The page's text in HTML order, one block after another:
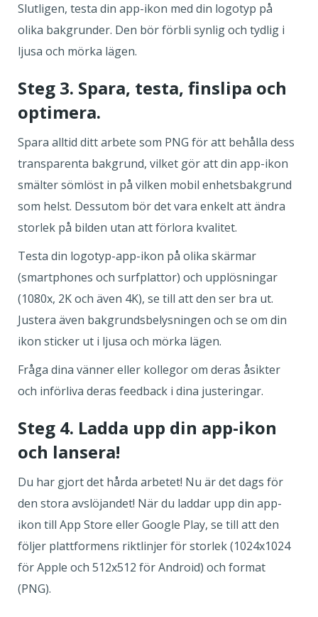
Slutligen, testa din app-ikon med din logotyp på
olika bakgrunder. Den bör förbli synlig och tydlig i
ljusa och mörka lägen.
Steg 3. Spara, testa, finslipa och
optimera.
Spara alltid ditt arbete som PNG för att behålla dess
transparenta bakgrund, vilket gör att din app-ikon
smälter sömlöst in på vilken mobil enhetsbakgrund
som helst. Dessutom bör det vara enkelt att ändra
storlek på bilden utan att förlora kvalitet.
Testa din logotyp-app-ikon på olika skärmar
(smartphones och surfplattor) och upplösningar
(1080x, 2K och även 4K), se till att den ser bra ut.
Justera även bakgrundsbelysningen och se om din
ikon sticker ut i ljusa och mörka lägen.
Fråga dina vänner eller kollegor om deras åsikter
och införliva deras feedback i dina justeringar.
Steg 4. Ladda upp din app-ikon
och lansera!
Du har gjort det hårda arbetet! Nu är det dags för
den stora avslöjandet! När du laddar upp din app-
ikon till App Store eller Google Play, se till att den
följer plattformens riktlinjer för storlek (1024x1024
för Apple och 512x512 för Android) och format
(PNG).